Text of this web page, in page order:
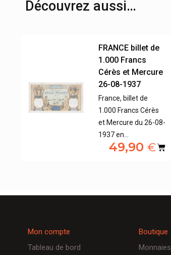
Découvrez aussi…
FRANCE billet de
1.000 Francs
Cérès et Mercure
26-08-1937
France, billet de
1.000 Francs Cérès
et Mercure du 26-08-
1937 en…
49,90 €
Mon compte
Tableau de bord
Boutique
Monnaies